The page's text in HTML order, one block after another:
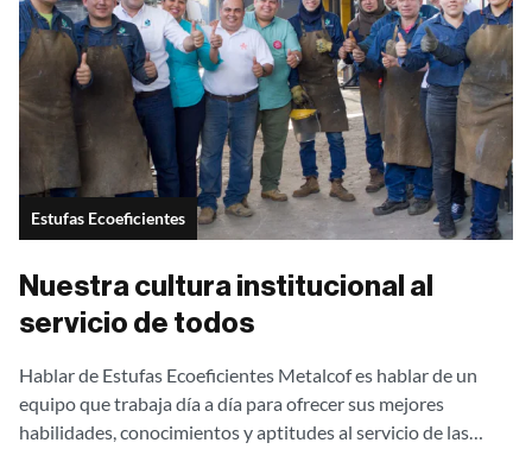
Estufas Ecoeficientes
Nuestra cultura institucional al
servicio de todos
Hablar de Estufas Ecoeficientes Metalcof es hablar de un
equipo que trabaja día a día para ofrecer sus mejores
habilidades, conocimientos y aptitudes al servicio de las